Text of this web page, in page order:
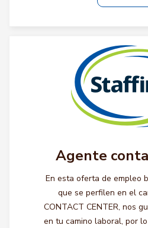
Agente
En esta oferta de empleo
que se perfilen en el
CONTACT CENTER, nos
en tu camino laboral, por